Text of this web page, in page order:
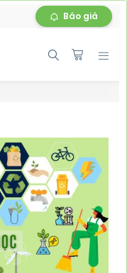
Báo giá